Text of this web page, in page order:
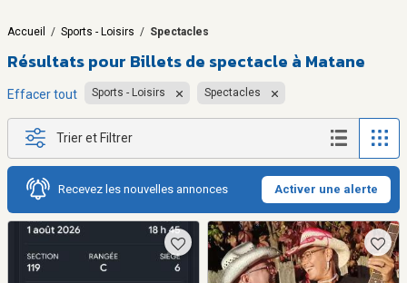
Accueil / Sports - Loisirs / Spectacles
Résultats pour Billets de spectacle à Matane
Effacer tout Sports - Loisirs Spectacles
Trier et Filtrer
Recevez les nouvelles annonces Activer une alerte